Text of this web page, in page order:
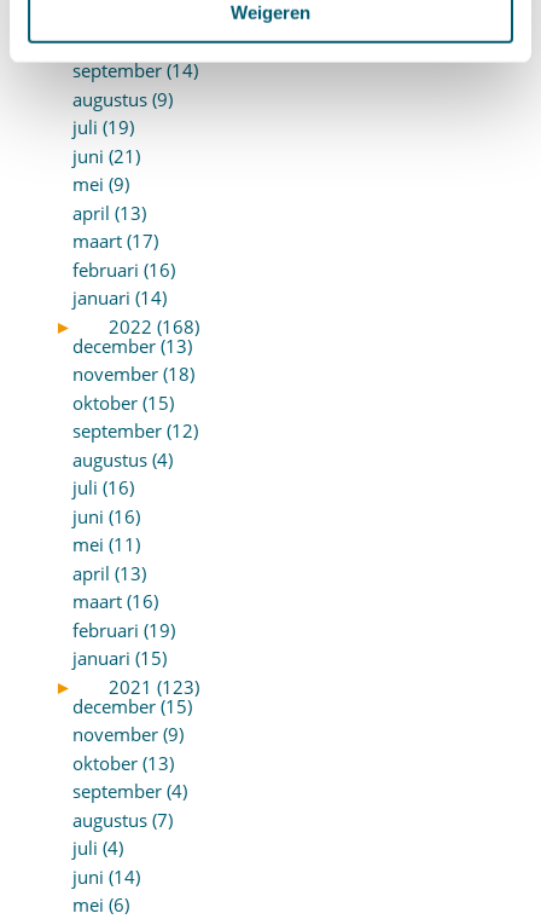
Weigeren
oktober (17)
september (14)
augustus (9)
juli (19)
juni (21)
mei (9)
april (13)
maart (17)
februari (16)
januari (14)
►
2022 (168)
december (13)
november (18)
oktober (15)
september (12)
augustus (4)
juli (16)
juni (16)
mei (11)
april (13)
maart (16)
februari (19)
januari (15)
►
2021 (123)
december (15)
november (9)
oktober (13)
september (4)
augustus (7)
juli (4)
juni (14)
mei (6)